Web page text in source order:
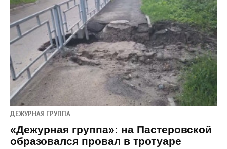
ДЕЖУРНАЯ ГРУППА
«Дежурная группа»: на Пастеровской
образовался провал в тротуаре